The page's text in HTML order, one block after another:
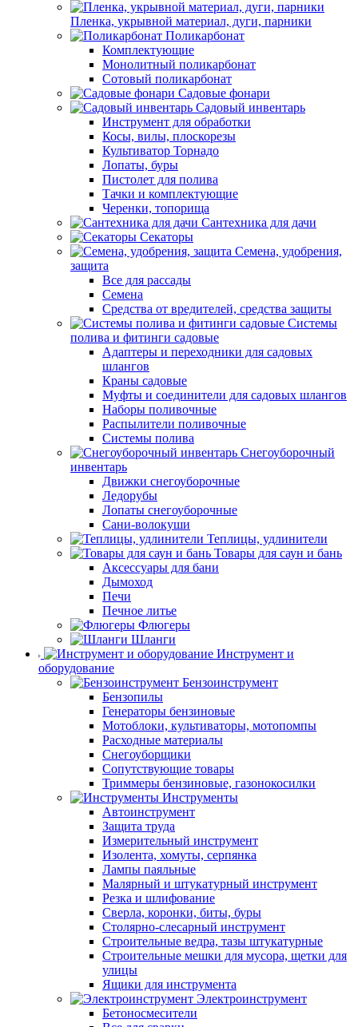
Пленка, укрывной материал, дуги, парники
Поликарбонат
Комплектующие
Монолитный поликарбонат
Сотовый поликарбонат
Садовые фонари
Садовый инвентарь
Инструмент для обработки
Косы, вилы, плоскорезы
Культиватор Торнадо
Лопаты, буры
Пистолет для полива
Тачки и комплектующие
Черенки, топорища
Сантехника для дачи
Секаторы
Семена, удобрения,
защита
Все для рассады
Семена
Средства от вредителей, средства защиты
Системы
полива и фитинги садовые
Адаптеры и переходники для садовых
шлангов
Краны садовые
Муфты и соединители для садовых шлангов
Наборы поливочные
Распылители поливочные
Системы полива
Снегоуборочный
инвентарь
Движки снегоуборочные
Ледорубы
Лопаты снегоуборочные
Сани-волокуши
Теплицы, удлинители
Товары для саун и бань
Аксессуары для бани
Дымоход
Печи
Печное литье
Флюгеры
Шланги
Инструмент и
оборудование
Бензоинструмент
Бензопилы
Генераторы бензиновые
Мотоблоки, культиваторы, мотопомпы
Расходные материалы
Снегоуборщики
Сопутствующие товары
Триммеры бензиновые, газонокосилки
Инструменты
Автоинструмент
Защита труда
Измерительный инструмент
Изолента, хомуты, серпянка
Лампы паяльные
Малярный и штукатурный инструмент
Резка и шлифование
Сверла, коронки, биты, буры
Столярно-слесарный инструмент
Строительные ведра, тазы штукатурные
Строительные мешки для мусора, щетки для
улицы
Ящики для инструмента
Электроинструмент
Бетоносмесители